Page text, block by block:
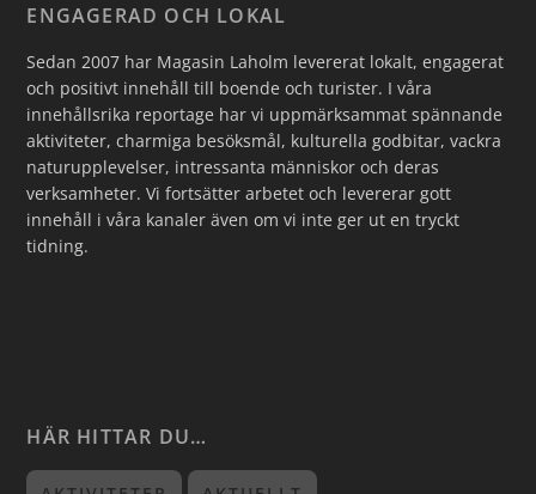
ENGAGERAD OCH LOKAL
Sedan 2007 har Magasin Laholm levererat lokalt, engagerat
och positivt innehåll till boende och turister. I våra
innehållsrika reportage har vi uppmärksammat spännande
aktiviteter, charmiga besöksmål, kulturella godbitar, vackra
naturupplevelser, intressanta människor och deras
verksamheter. Vi fortsätter arbetet och levererar gott
innehåll i våra kanaler även om vi inte ger ut en tryckt
tidning.
HÄR HITTAR DU…